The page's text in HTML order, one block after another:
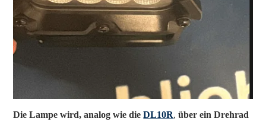
Die Lampe wird, analog wie dieDL10R, über ein Drehrad